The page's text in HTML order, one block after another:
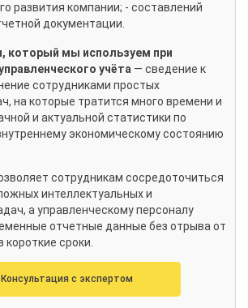
развития компании; - составлений
документации.
который мы используем при
учёта — сведение к
сотрудниками простых
на которые тратится много времени и
и актуальной статистики по
экономическому состоянию
сотрудникам сосредоточиться
интеллектуальных и
а управленческому персоналу
отчетные данные без отрыва от
короткие сроки.
Консультация с экспертом